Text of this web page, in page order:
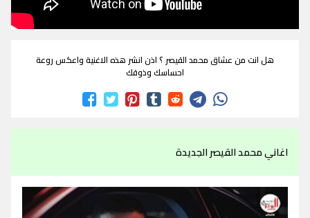
هل انت من عشاق محمد القيصر ؟ اذن انشر هذه الاغنية واعكس روعة
احساسك وذوقك
اغاني محمد القيصر الجديدة